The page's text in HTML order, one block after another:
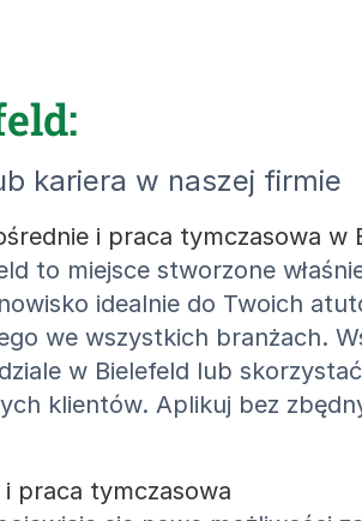
kariera w naszej firmie
i praca tymczasowa w
to miejsce stworzone
idealnie do Twoich
we wszystkich branżach.
w Bielefeld lub
klientów. Aplikuj bez
praca tymczasowa